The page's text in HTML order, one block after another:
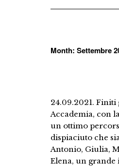
Month: Settembre
24.09.2021. Finiti
Accademia, con
un ottimo
dispiaciuto che
Antonio, Giulia,
Elena, un